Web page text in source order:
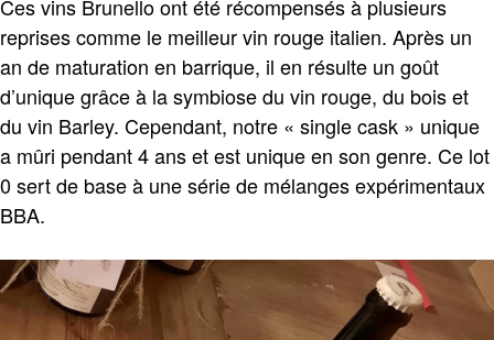
Ces vins Brunello ont été récompensés à plusieurs
reprises comme le meilleur vin rouge italien. Après un
an de maturation en barrique, il en résulte un goût
d’unique grâce à la symbiose du vin rouge, du bois et
du vin Barley. Cependant, notre « single cask » unique
a mûri pendant 4 ans et est unique en son genre. Ce lot
0 sert de base à une série de mélanges expérimentaux
BBA.